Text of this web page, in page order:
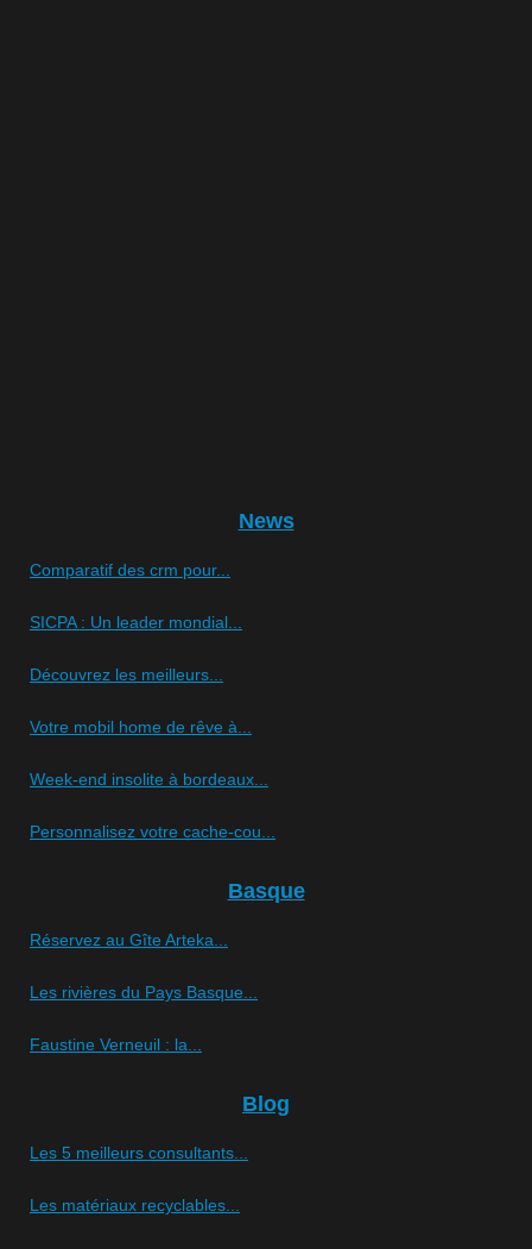
News
Comparatif des crm pour...
SICPA : Un leader mondial...
Découvrez les meilleurs...
Votre mobil home de rêve à...
Week-end insolite à bordeaux...
Personnalisez votre cache-cou...
Basque
Réservez au Gîte Arteka...
Les rivières du Pays Basque...
Faustine Verneuil : la...
Blog
Les 5 meilleurs consultants...
Les matériaux recyclables...